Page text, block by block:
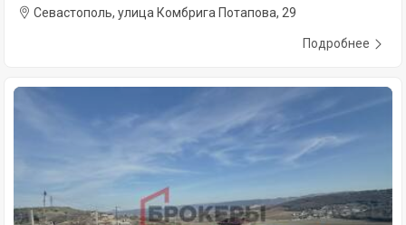
Севастополь, улица Комбрига Потапова, 29
Подробнее